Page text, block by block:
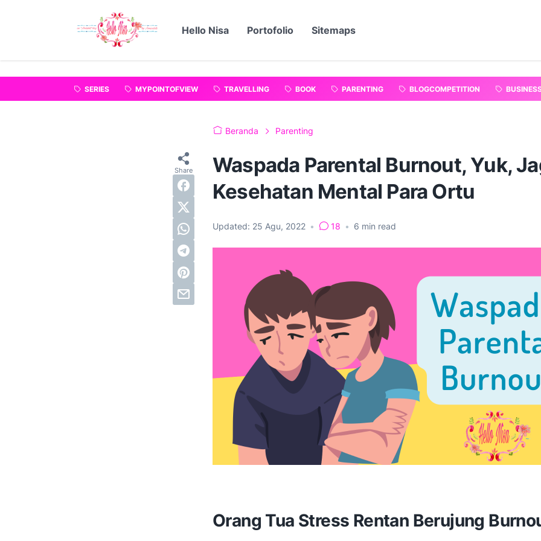
Hello Nisa Portofolio Sitemaps
SERIES MYPOINTOFVIEW TRAVELLING BOOK PARENTING BLOGCOMPETITION
Beranda Parenting
Waspada Parental Burnout, Yuk,
Kesehatan Mental Para Ortu
Updated: 25 Agu, 2022 • 18 • 6 min read
Orang Tua Stress Rentan Berujung